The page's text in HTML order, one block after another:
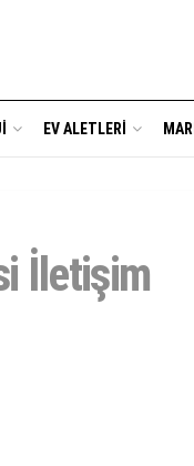
EV ALETLERI
İletişim